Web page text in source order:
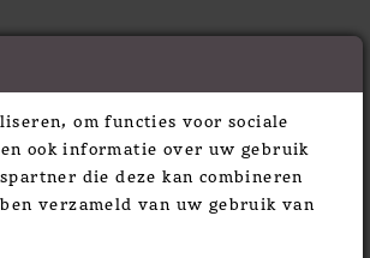
om functies voor sociale
ook informatie over uw gebruik
die deze kan combineren
verzameld van uw gebruik van